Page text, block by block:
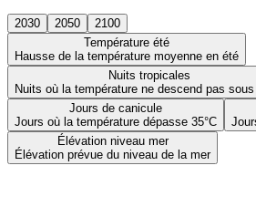
2030 2050
2100
Température été
Hausse de la température moyenne en été
Nuits tropicales
Nuits où la température ne descend pas sous
Jours de canicule
Jours où la température dépasse 35°C
Élévation niveau mer
Élévation prévue du niveau de la mer